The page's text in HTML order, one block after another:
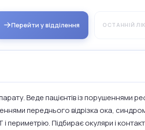
Перейти у відділення ОСТАННІЙ
Веде пацієнтів із порушеннями
переднього відрізка ока,
Підбирає окуляри і